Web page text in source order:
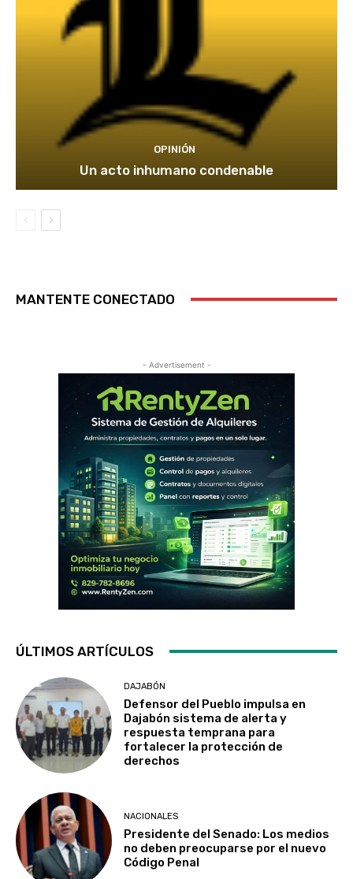
OPINIÓN
Un acto inhumano condenable
MANTENTE CONECTADO
- Advertisement -
ÚLTIMOS ARTÍCULOS
DAJABÓN
Defensor del Pueblo impulsa en
Dajabón sistema de alerta y
respuesta temprana para
fortalecer la protección de
derechos
NACIONALES
Presidente del Senado: Los medios
no deben preocuparse por el nuevo
Código Penal